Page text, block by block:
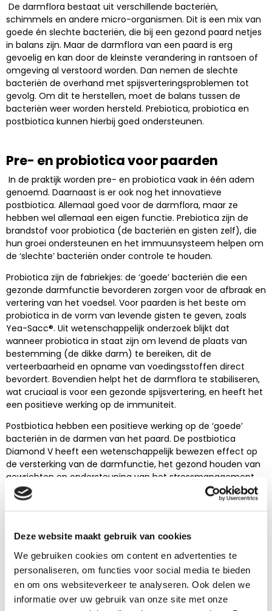
Deze website maakt gebruik van cookies
We gebruiken cookies om content en advertenties te
personaliseren, om functies voor social media te bieden
en om ons websiteverkeer te analyseren. Ook delen we
informatie over uw gebruik van onze site met onze
De darmflora bestaat uit verschillende bacteriën,
schimmels en andere micro-organismen. Dit is een mix van
goede én slechte bacteriën, die bij een gezond paard netjes
in balans zijn. Maar de darmflora van een paard is erg
gevoelig en kan door de kleinste verandering in rantsoen of
omgeving al verstoord worden. Dan nemen de slechte
bacteriën de overhand met spijsverteringsproblemen tot
gevolg. Om dit te herstellen, moet de balans tussen de
bacteriën weer worden hersteld. Prebiotica, probiotica en
postbiotica kunnen hierbij goed ondersteunen.
Pre- en probiotica voor paarden
In de praktijk worden pre- en probiotica vaak in één adem
genoemd. Daarnaast is er ook nog het innovatieve
postbiotica. Allemaal goed voor de darmflora, maar ze
hebben wel allemaal een eigen functie. Prebiotica zijn de
brandstof voor probiotica (de bacteriën en gisten zelf), die
hun groei ondersteunen en het immuunsysteem helpen om
de ‘slechte’ bacteriën onder controle te houden.
Probiotica zijn de fabriekjes: de ‘goede’ bacteriën die een
gezonde darmfunctie bevorderen zorgen voor de afbraak en
vertering van het voedsel. Voor paarden is het beste om
probiotica in de vorm van levende gisten te geven, zoals
Yea-Sacc®. Uit wetenschappelijk onderzoek blijkt dat
wanneer probiotica in staat zijn om levend de plaats van
bestemming (de dikke darm) te bereiken, dit de
verteerbaarheid en opname van voedingsstoffen direct
bevordert. Bovendien helpt het de darmflora te stabiliseren,
wat cruciaal is voor een gezonde spijsvertering, en heeft het
een positieve werking op de immuniteit.
Postbiotica hebben een positieve werking op de ‘goede’
bacteriën in de darmen van het paard. De postbiotica
Diamond V heeft een wetenschappelijk bewezen effect op
de versterking van de darmfunctie, het gezond houden van
gewrichten en ondersteuning van het stressmanagement.
Wat is goed voor de darmen van je
paard?
Vooral bij paarden met de neiging tot
spijsverteringsproblemen, maar ook bij gezonde paarden, is
het belangrijk om de darmflora gezond en goed in balans te
houden. Gebruik de volgende (voer)tips om het
maagdarmkanaal van je paard optimaal te ondersteunen: